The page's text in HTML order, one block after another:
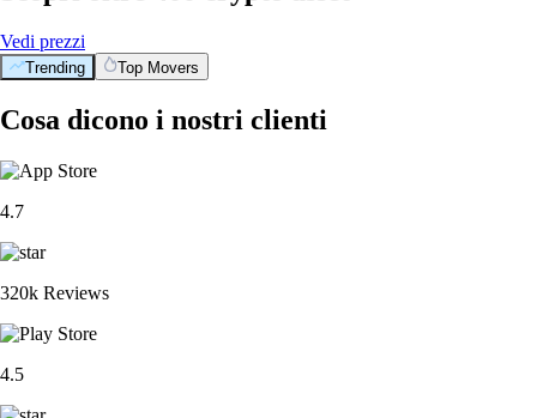
Vedi prezzi
Trending Top Movers
Cosa dicono i nostri clienti
4.7
320k Reviews
4.5